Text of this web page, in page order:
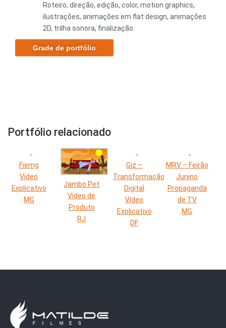
Roteiro, direção, edição, color, motion graphics,
ilustrações, animações em flat design, animações
2D, trilha sonora, finalização.
Grade de portfólio
Portfólio relacionado
Fiemg
Vídeo
Explicativo
MG
Jambo Pet
Vídeo de
Produto
RJ
Giz –
Transformação
Digital
Vídeo
Explicativo
DF
MRV – Feirão
Junino
Propaganda
de TV
MG